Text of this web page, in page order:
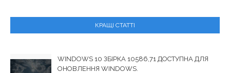
КРАЩІ СТАТТІ
WINDOWS 10 ЗБІРКА 10586,71 ДОСТУПНА ДЛЯ
ОНОВЛЕННЯ WINDOWS.